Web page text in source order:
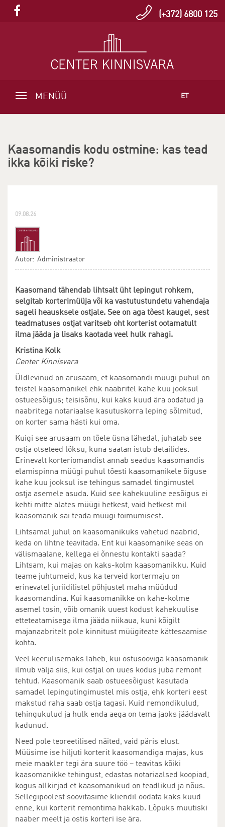
(+372) 6800 125
MENÜÜ ET
Kaasomandis kodu ostmine: kas tead
ikka kõiki riske?
09.08.26
Autor: Administraator
Kaasomand tähendab lihtsalt üht lepingut rohkem,
selgitab korterimüüja või ka vastutustundetu vahendaja
sageli heausksele ostjale. See on aga tõest kaugel, sest
teadmatuses ostjat varitseb oht korterist ootamatult
ilma jääda ja lisaks kaotada veel hulk rahagi.
Kristina Kolk
Center Kinnisvara
Üldlevinud on arusaam, et kaasomandi müügi puhul on
teistel kaasomanikel ehk naabritel kahe kuu jooksul
ostueesõigus; teisisõnu, kui kaks kuud ära oodatud ja
naabritega notariaalse kasutuskorra leping sõlmitud,
on korter sama hästi kui oma.
Kuigi see arusaam on tõele üsna lähedal, juhatab see
ostja otseteed lõksu, kuna saatan istub detailides.
Erinevalt korteriomandist annab seadus kaasomandis
elamispinna müügi puhul tõesti kaasomanikele õiguse
kahe kuu jooksul ise tehingus samadel tingimustel
ostja asemele asuda. Kuid see kahekuuline eesõigus ei
kehti mitte alates müügi hetkest, vaid hetkest mil
kaasomanik sai teada müügi toimumisest.
Lihtsamal juhul on kaasomanikuks vahetud naabrid,
keda on lihtne teavitada. Ent kui kaasomanike seas on
välismaalane, kellega ei õnnestu kontakti saada?
Lihtsam, kui majas on kaks-kolm kaasomanikku. Kuid
teame juhtumeid, kus ka terveid kortermaju on
erinevatel juriidilistel põhjustel maha müüdud
kaasomandina. Kui kaasomanikke on kahe-kolme
asemel tosin, võib omanik uuest kodust kahekuulise
etteteatamisega ilma jääda niikaua, kuni kõigilt
majanaabritelt pole kinnitust müügiteate kättesaamise
kohta.
Veel keerulisemaks läheb, kui ostusooviga kaasomanik
ilmub välja siis, kui ostjal on uues kodus juba remont
tehtud. Kaasomanik saab ostueesõigust kasutada
samadel lepingutingimustel mis ostja, ehk korteri eest
makstud raha saab ostja tagasi. Kuid remondikulud,
tehingukulud ja hulk enda aega on tema jaoks jäädavalt
kadunud.
Need pole teoreetilised näited, vaid päris elust.
Müüsime ise hiljuti korterit kaasomandiga majas, kus
meie maakler tegi ära suure töö – teavitas kõiki
kaasomanikke tehingust, edastas notariaalsed koopiad,
kogus allkirjad et kaasomanikud on teadlikud ja nõus.
Sellegipoolest soovitasime kliendil oodata kaks kuud
enne, kui korterit remontima hakkab. Lõpuks muutiski
naaber meelt ja ostis korteri ise ära.